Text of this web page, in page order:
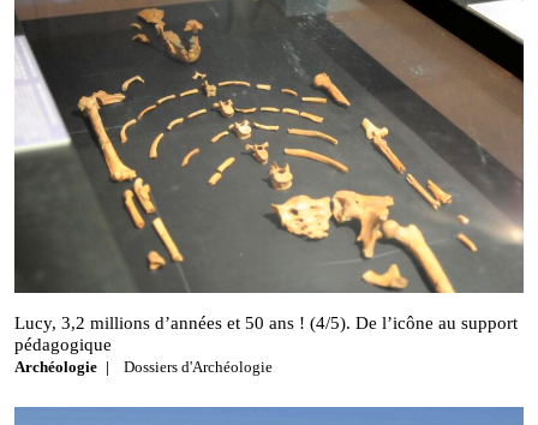
Lucy, 3,2 millions d’années et 50 ans ! (4/5). De l’icône au support
pédagogique
Archéologie Dossiers d'Archéologie